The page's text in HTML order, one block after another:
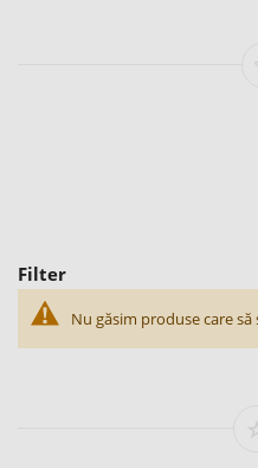
Filter
Nu găsim produse care